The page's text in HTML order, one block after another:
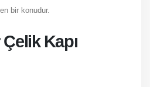
bir konudur.
Kapı